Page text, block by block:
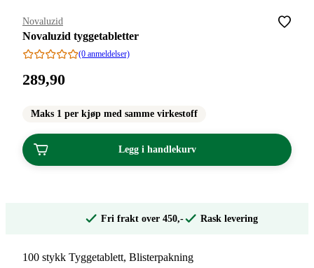
Merke:
Novaluzid
Novaluzid tyggetabletter
(0 anmeldelser)
Pris:
kroner.
289,90
Maks 1 per kjøp med samme virkestoff
Legg i handlekurv
Fri frakt over 450,- Rask levering
100 stykk Tyggetablett, Blisterpakning